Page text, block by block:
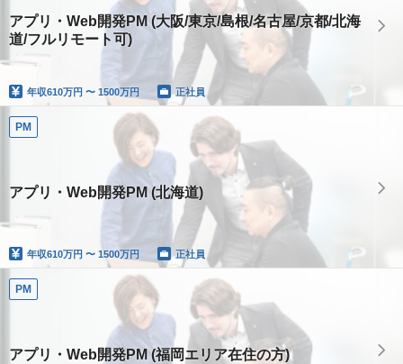
アプリ・Web開発PM (大阪/東京/島根/名古屋/京都/北海
道/フルリモート可)
年収610万円 〜 1500万円 正社員
PM
アプリ・Web開発PM (北海道)
年収610万円 〜 1500万円 正社員
PM
アプリ・Web開発PM (福岡エリア在住の方)